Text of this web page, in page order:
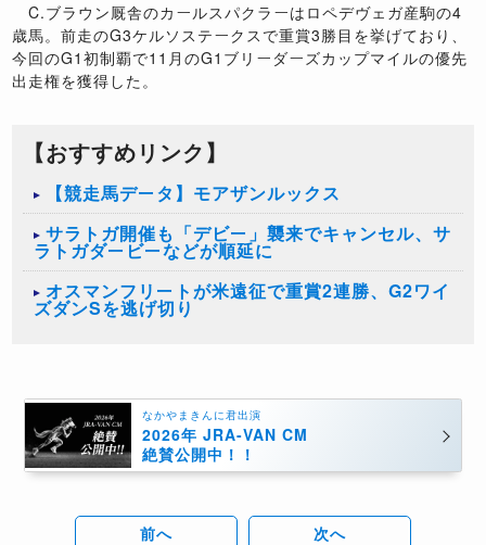
C.ブラウン厩舎のカールスパクラーはロペデヴェガ産駒の4
歳馬。前走のG3ケルソステークスで重賞3勝目を挙げており、
今回のG1初制覇で11月のG1ブリーダーズカップマイルの優先
出走権を獲得した。
【おすすめリンク】
【競走馬データ】モアザンルックス
サラトガ開催も「デビー」襲来でキャンセル、サ
ラトガダービーなどが順延に
オスマンフリートが米遠征で重賞2連勝、G2ワイ
ズダンSを逃げ切り
なかやまきんに君出演
2026年 JRA-VAN CM
絶賛公開中！！
前へ 次へ